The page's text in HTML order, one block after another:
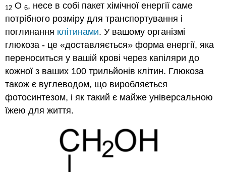
12 O6, несе в собі пакет хімічної енергії саме
потрібного розміру для транспортування і
поглинання клітинами. У вашому організмі
глюкоза - це «доставляється» форма енергії, яка
переноситься у вашій крові через капіляри до
кожної з ваших 100 трильйонів клітин. Глюкоза
також є вуглеводом, що виробляється
фотосинтезом, і як такий є майже універсальною
їжею для життя.